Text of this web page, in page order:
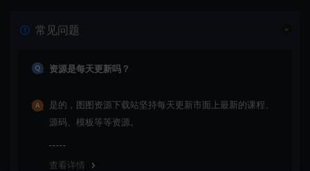
常见问题
资源是每天更新吗？
是的，图图资源下载站坚持每天更新市面上最新的课程、
源码、模板等等资源。
查看详情